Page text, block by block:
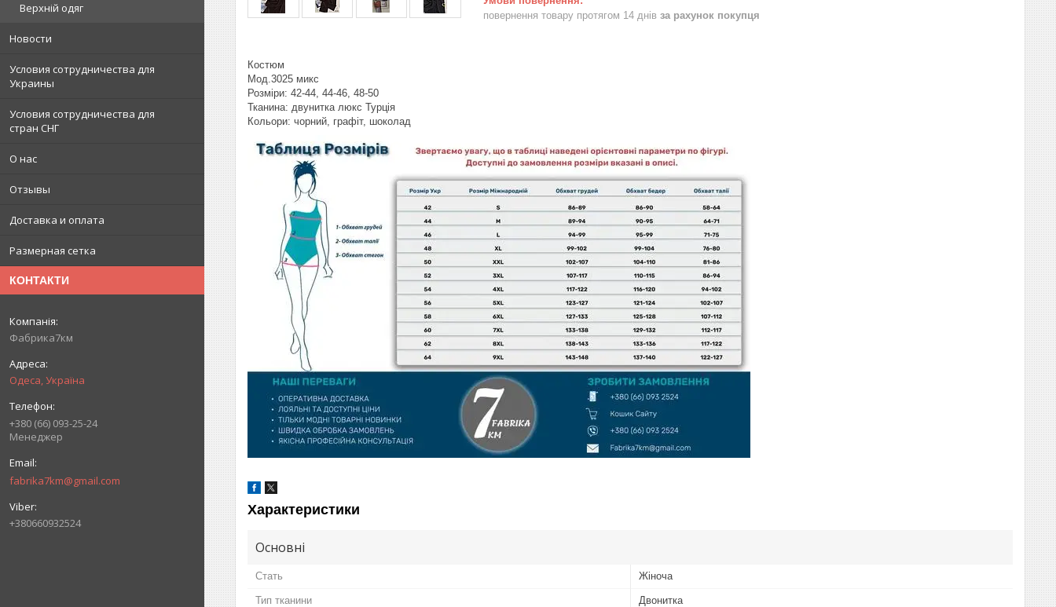
Верхній одяг
Новости
Условия сотрудничества для
Украины
Условия сотрудничества для
стран СНГ
О нас
Отзывы
Доставка и оплата
Размерная сетка
КОНТАКТИ
Фабрика7км
Одеса, Україна
+380 (66) 093-25-24
Менеджер
fabrika7km@gmail.com
+380660932524
повернення товару протягом 14 днів за рахунок покупця
Костюм
Мод.3025 микс
Розміри: 42-44, 44-46, 48-50
Тканина: двунитка люкс Турція
Кольори: чорний, графіт, шоколад
Характеристики
Основні
Стать Жіноча
Тип тканини Двонитка